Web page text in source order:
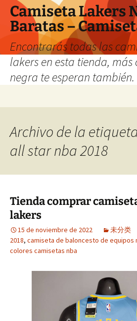
Camiseta Lakers
Baratas –
Encontrarás todas las
lakers en esta tienda,
negra te esperan también.
Archivo de la
all star nba 2018
Tienda comprar
lakers
15 de noviembre de 2022 未分类
2018, camiseta de baloncesto de equipos
colores camisetas nba